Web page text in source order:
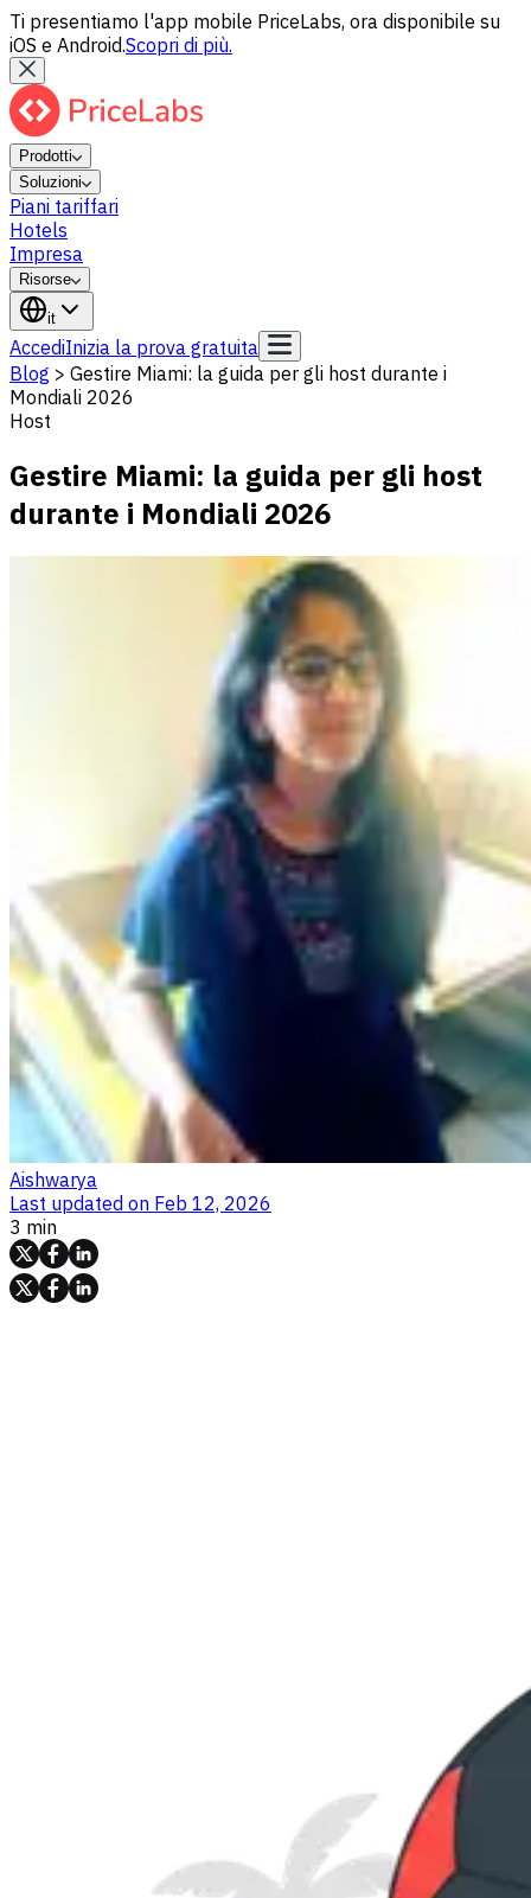
Ti presentiamo l'app mobile PriceLabs, ora disponibile su
iOS e Android.Scopri di più.
Prodotti
Soluzioni
Piani tariffari
Hotels
Impresa
Risorse
it
AccediInizia la prova gratuita
Blog > Gestire Miami: la guida per gli host durante i
Mondiali 2026
Host
Gestire Miami: la guida per gli host
durante i Mondiali 2026
Aishwarya
Last updated on Feb 12, 2026
3 min